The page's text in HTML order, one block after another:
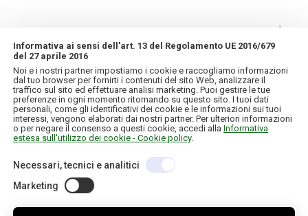
INFORMAZIONI
IL MIO ACCOUNT
Copyright © 2026 IT. Tutti i diritti riservati
Credits
Informativa ai sensi dell'art. 13 del Regolamento UE 2016/679
del 27 aprile 2016
Noi e i nostri partner impostiamo i cookie e raccogliamo informazioni
dal tuo browser per fornirti i contenuti del sito Web, analizzare il
traffico sul sito ed effettuare analisi marketing. Puoi gestire le tue
preferenze in ogni momento ritornando su questo sito. I tuoi dati
personali, come gli identificativi dei cookie e le informazioni sui tuoi
interessi, vengono elaborati dai nostri partner. Per ulteriori informazioni
o per negare il consenso a questi cookie, accedi alla Informativa
estesa sull'utilizzo dei cookie - Cookie policy.
Necessari, tecnici e analitici
Marketing